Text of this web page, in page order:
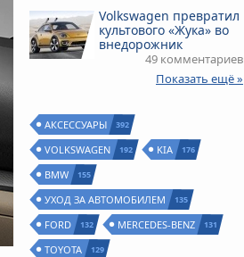
Volkswagen превратил
культового «Жука» во
внедорожник
49 комментариев
Показать ещё »
АКСЕССУАРЫ 392
VOLKSWAGEN 192 KIA 176
BMW 155
УХОД ЗА АВТОМОБИЛЕМ 135
FORD 132 MERCEDES-BENZ 131
TOYOTA 129